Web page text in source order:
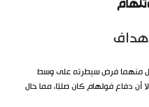
كل منهما فرض سيطرته على وسط
أن دفاع فولهام كان صلبًا، مما حال